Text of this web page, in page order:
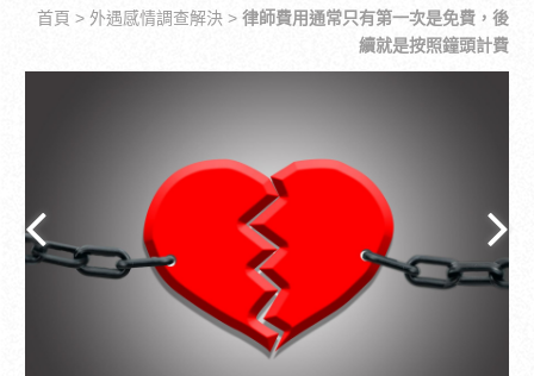
首頁 > 外遇感情調查解決> 律師費用通常只有第一次是免費，後
續就是按照鐘頭計費